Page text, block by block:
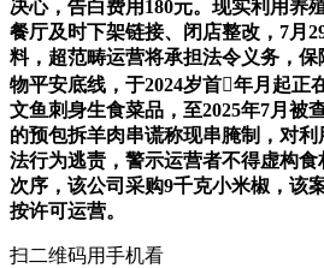
决心，告白费用180元。现实利用养
餐厅及时下架链接、闭店整改，7月
料，超范畴运营将承担法令义务，
物平安底线，于2024岁首年月起正
文鱼刺身生食菜品，至2025年7月被
的预包拆羊肉串谎称现串腌制，对
法行为逃责，警示运营者不得虚构
次序，该公司采购9千克小米椒，该
按许可运营。
扫二维码用手机看